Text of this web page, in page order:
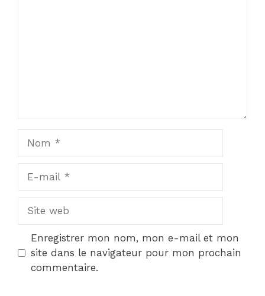
mail
web
Enregistrer mon nom, mon e-mail et mon
site dans le navigateur pour mon prochain
commentaire.